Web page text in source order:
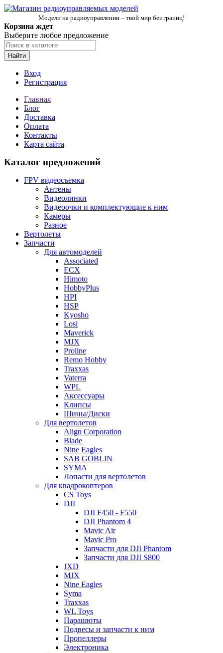
Модели на радиоуправлении – твой мир без границ!
Корзина ждет
Выберите любое предложение
Найти
Вход
Регистрация
Главная
Блог
Доставка
Оплата
Контакты
Карта сайта
Каталог предложений
FPV видеосъемка
Антены
Видеолинки
Видеоочки и комплектующие к ним
Камеры
Разное
Вертолеты
Запчасти
Для автомоделей
Associated
ECX
Himoto
HobbyPlus
HPI
HSP
Kyosho
Losi
Maverick
MJX
Proline
Remo Hobby
Traxxas
Vaterra
WPL
Аксессуары
Клипсы
Шины/Диски
Для вертолетов
Align Corporation
Blade
Nine Eagles
SAB GOBLIN
SYMA
Лопасти для вертолетов
Для квадрокоптеров
CS Toys
DJI
DJI F450 - F550
DJI Phantom 4
Mavic Air
Mavic Pro
Запчасти для DJI Phantom
Запчасти для DJI S800
JXD
MJX
Nine Eagles
Syma
Traxxas
WL Toys
Парашюты
Подвесы и запчасти к ним
Пропеллеры
Электроника